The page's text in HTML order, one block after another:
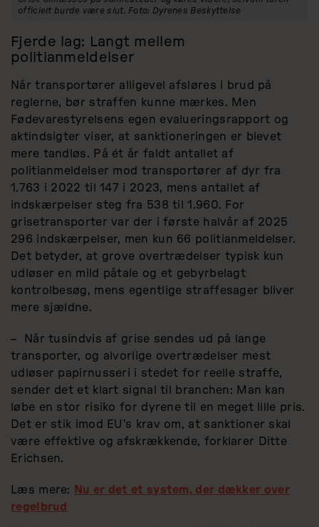
officielt burde være slut. Foto: Dyrenes Beskyttelse
Fjerde lag: Langt mellem
politianmeldelser
Når transportører alligevel afsløres i brud på
reglerne, bør straffen kunne mærkes. Men
Fødevarestyrelsens egen evalueringsrapport og
aktindsigter viser, at sanktioneringen er blevet
mere tandløs. På ét år faldt antallet af
politianmeldelser mod transportører af dyr fra
1.763 i 2022 til 147 i 2023, mens antallet af
indskærpelser steg fra 538 til 1.960. For
grisetransporter var der i første halvår af 2025
296 indskærpelser, men kun 66 politianmeldelser.
Det betyder, at grove overtrædelser typisk kun
udløser en mild påtale og et gebyrbelagt
kontrolbesøg, mens egentlige straffesager bliver
mere sjældne.
– Når tusindvis af grise sendes ud på lange
transporter, og alvorlige overtrædelser mest
udløser papirnusseri i stedet for reelle straffe,
sender det et klart signal til branchen: Man kan
løbe en stor risiko for dyrene til en meget lille pris.
Det er stik imod EU’s krav om, at sanktioner skal
være effektive og afskrækkende, forklarer Ditte
Erichsen.
Læs mere:
Nu er det et system, der dækker over
regelbrud